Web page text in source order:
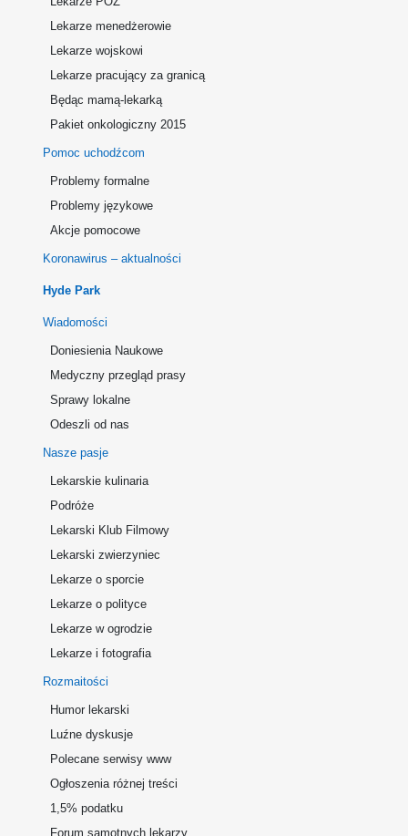
Lekarze menedżerowie
Lekarze wojskowi
Lekarze pracujący za granicą
Będąc mamą-lekarką
Pakiet onkologiczny 2015
Pomoc uchodźcom
Problemy formalne
Problemy językowe
Akcje pomocowe
Koronawirus – aktualności
Hyde Park
Wiadomości
Doniesienia Naukowe
Medyczny przegląd prasy
Sprawy lokalne
Odeszli od nas
Nasze pasje
Lekarskie kulinaria
Podróże
Lekarski Klub Filmowy
Lekarski zwierzyniec
Lekarze o sporcie
Lekarze o polityce
Lekarze w ogrodzie
Lekarze i fotografia
Rozmaitości
Humor lekarski
Luźne dyskusje
Polecane serwisy www
Ogłoszenia różnej treści
1,5% podatku
Forum samotnych lekarzy